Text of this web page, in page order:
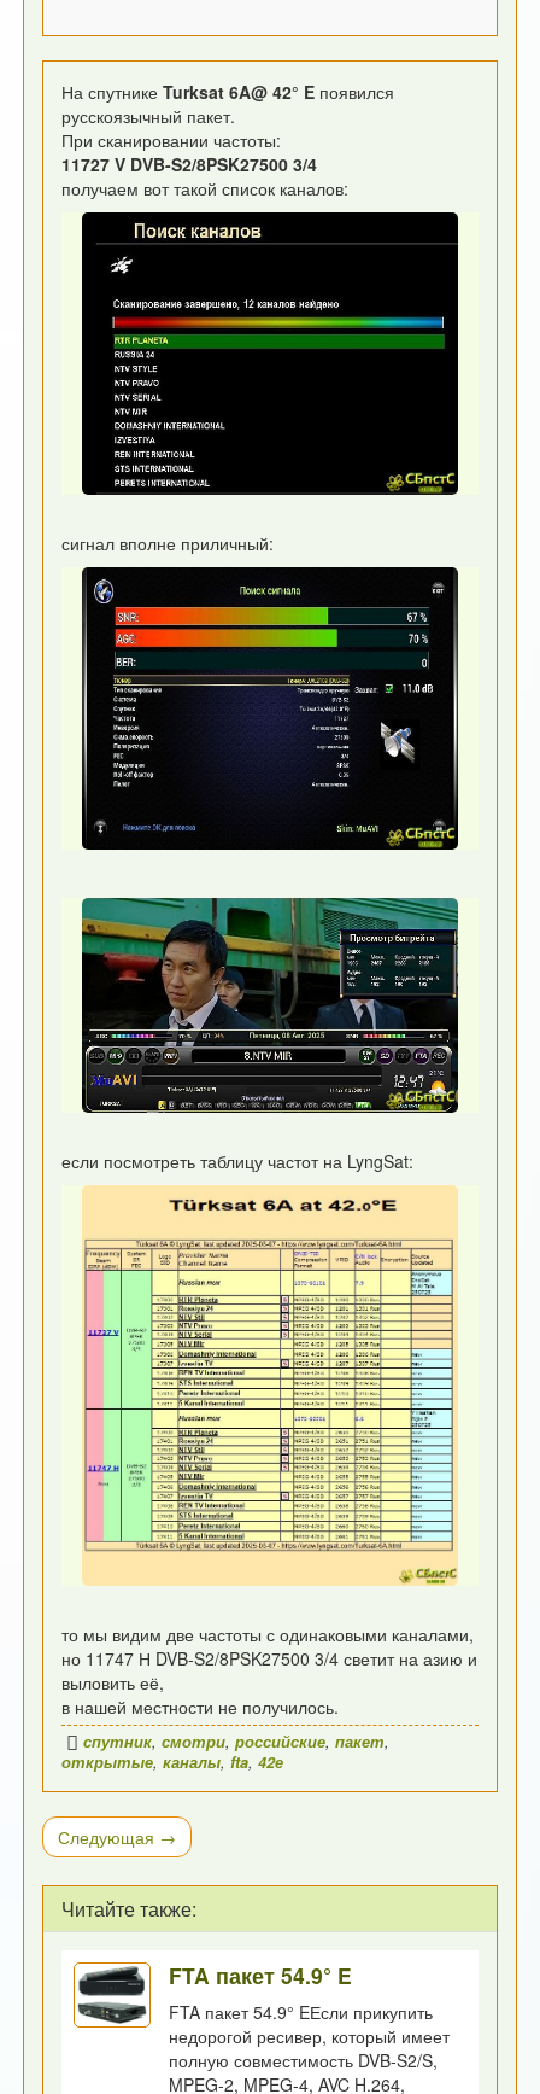
На спутникеTurksat 6A@ 42° E появился
русскоязычный пакет.
При сканировании частоты:
11727 V DVB-S2/8PSK27500 3/4
получаем вот такой список каналов:
сигнал вполне приличный:
если посмотреть таблицу частот на LyngSat:
то мы видим две частоты с одинаковыми каналами,
но 11747 Н DVB-S2/8PSK27500 3/4 светит на азию и
выловить её,
в нашей местности не получилось.
спутник,смотри,российские,пакет,
открытые,каналы,fta,42е
Следующая →
Читайте также:
FTA пакет 54.9° E
FTA пакет 54.9° EЕсли прикупить
недорогой ресивер, который имеет
полную совместимость DVB-S2/S,
MPEG-2, MPEG-4, AVC H.264,